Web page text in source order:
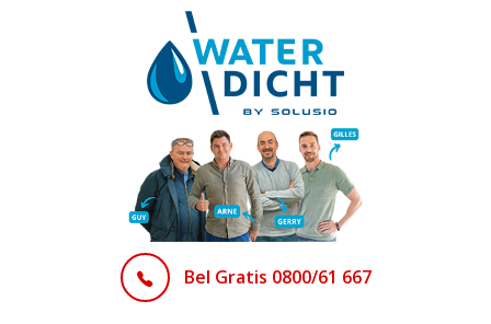
Bel Gratis 0800/61 667